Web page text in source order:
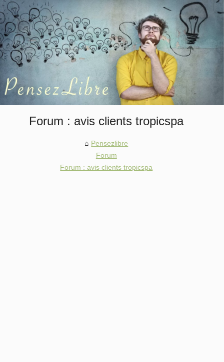
Forum : avis clients tropicspa
Pensezlibre
Forum
Forum : avis clients tropicspa